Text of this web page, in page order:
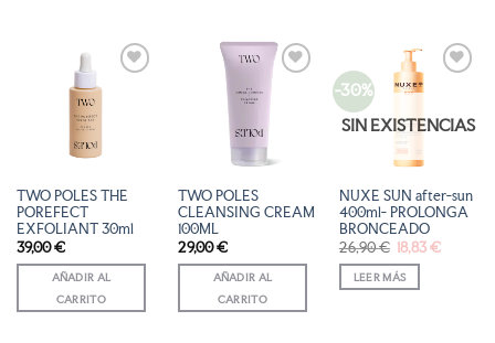
AÑADIR
LISTA
DESEOS
TWO POLES THE
POREFECT
EXFOLIANT 30ml
39,00€
AÑADIR AL
CARRITO
AÑADIR
TWO POLES
CLEANSING CREAM
100ML
29,00€
AÑADIR AL
CARRITO
-30%
AÑADIR
LISTA
SIN EXISTENCIAS
NUXE SUN after-sun
400ml- PROLONGA
BRONCEADO
26,90€ El
precio
original
era:
26,90 €.
18,83€El
LEER MÁS